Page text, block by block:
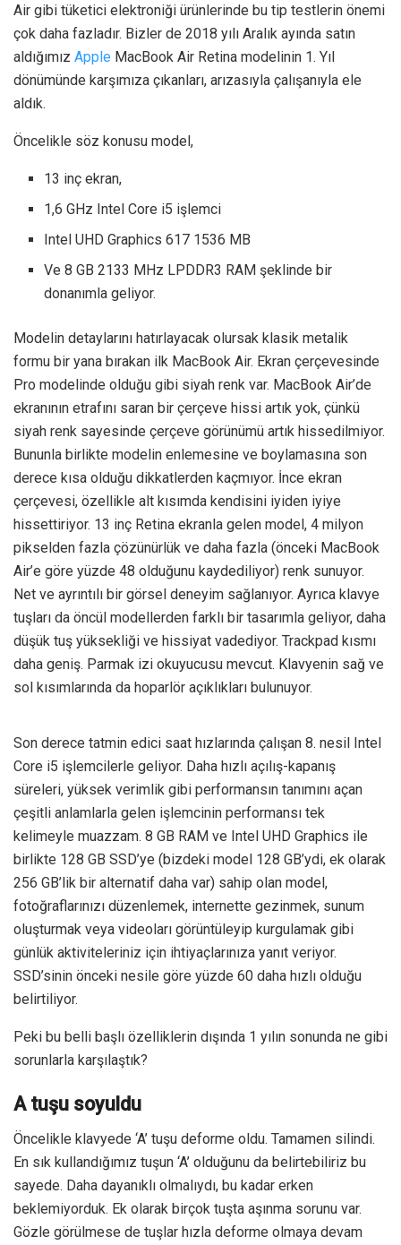
Air gibi tüketici elektroniği ürünlerinde bu tip testlerin önemi
çok daha fazladır. Bizler de 2018 yılı Aralık ayında satın
aldığımız Apple MacBook Air Retina modelinin 1. Yıl
dönümünde karşımıza çıkanları, arızasıyla çalışanıyla ele
aldık.
Öncelikle söz konusu model,
13 inç ekran,
1,6 GHz Intel Core i5 işlemci
Intel UHD Graphics 617 1536 MB
Ve 8 GB 2133 MHz LPDDR3 RAM şeklinde bir
donanımla geliyor.
Modelin detaylarını hatırlayacak olursak klasik metalik
formu bir yana bırakan ilk MacBook Air. Ekran çerçevesinde
Pro modelinde olduğu gibi siyah renk var. MacBook Air’de
ekranının etrafını saran bir çerçeve hissi artık yok, çünkü
siyah renk sayesinde çerçeve görünümü artık hissedilmiyor.
Bununla birlikte modelin enlemesine ve boylamasına son
derece kısa olduğu dikkatlerden kaçmıyor. İnce ekran
çerçevesi, özellikle alt kısımda kendisini iyiden iyiye
hissettiriyor. 13 inç Retina ekranla gelen model, 4 milyon
pikselden fazla çözünürlük ve daha fazla (önceki MacBook
Air’e göre yüzde 48 olduğunu kaydediliyor) renk sunuyor.
Net ve ayrıntılı bir görsel deneyim sağlanıyor. Ayrıca klavye
tuşları da öncül modellerden farklı bir tasarımla geliyor, daha
düşük tuş yüksekliği ve hissiyat vadediyor. Trackpad kısmı
daha geniş. Parmak izi okuyucusu mevcut. Klavyenin sağ ve
sol kısımlarında da hoparlör açıklıkları bulunuyor.
Son derece tatmin edici saat hızlarında çalışan 8. nesil Intel
Core i5 işlemcilerle geliyor. Daha hızlı açılış-kapanış
süreleri, yüksek verimlik gibi performansın tanımını açan
çeşitli anlamlarla gelen işlemcinin performansı tek
kelimeyle muazzam. 8 GB RAM ve Intel UHD Graphics ile
birlikte 128 GB SSD’ye (bizdeki model 128 GB’ydi, ek olarak
256 GB’lik bir alternatif daha var) sahip olan model,
fotoğraflarınızı düzenlemek, internette gezinmek, sunum
oluşturmak veya videoları görüntüleyip kurgulamak gibi
günlük aktiviteleriniz için ihtiyaçlarınıza yanıt veriyor.
SSD’sinin önceki nesile göre yüzde 60 daha hızlı olduğu
belirtiliyor.
Peki bu belli başlı özelliklerin dışında 1 yılın sonunda ne gibi
sorunlarla karşılaştık?
A tuşu soyuldu
Öncelikle klavyede ‘A’ tuşu deforme oldu. Tamamen silindi.
En sık kullandığımız tuşun ‘A’ olduğunu da belirtebiliriz bu
sayede. Daha dayanıklı olmalıydı, bu kadar erken
beklemiyorduk. Ek olarak birçok tuşta aşınma sorunu var.
Gözle görülmese de tuşlar hızla deforme olmaya devam